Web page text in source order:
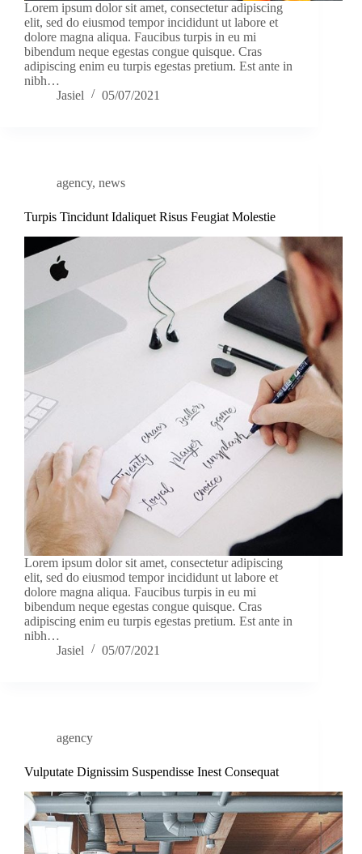
Lorem ipsum dolor sit amet, consectetur adipiscing
elit, sed do eiusmod tempor incididunt ut labore et
dolore magna aliqua. Faucibus turpis in eu mi
bibendum neque egestas congue quisque. Cras
adipiscing enim eu turpis egestas pretium. Est ante in
nibh…
Jasiel
05/07/2021
agency, news
Turpis Tincidunt Idaliquet Risus Feugiat Molestie
Lorem ipsum dolor sit amet, consectetur adipiscing
elit, sed do eiusmod tempor incididunt ut labore et
dolore magna aliqua. Faucibus turpis in eu mi
bibendum neque egestas congue quisque. Cras
adipiscing enim eu turpis egestas pretium. Est ante in
nibh…
Jasiel
05/07/2021
agency
Vulputate Dignissim Suspendisse Inest Consequat